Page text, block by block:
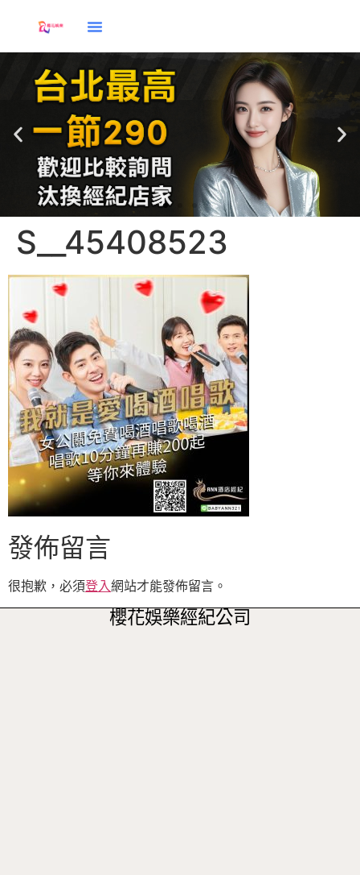
應徵
S__45408523
發佈留言
很抱歉，必須登入網站才能發佈留言。
櫻花娛樂經紀公司